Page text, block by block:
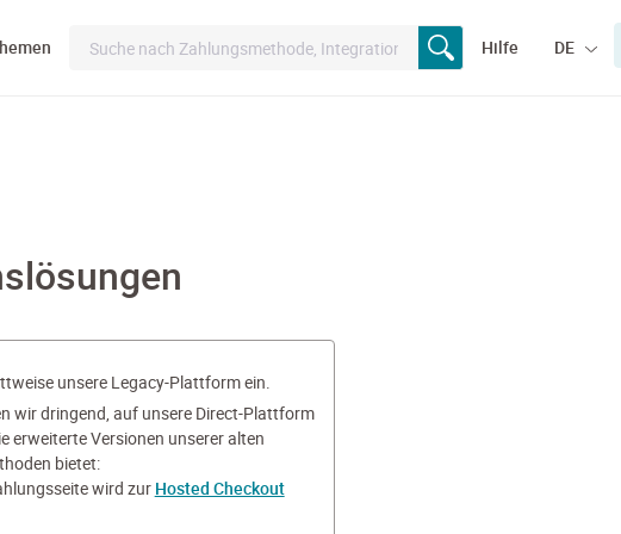
Hilfe DE
unsere Legacy-Plattform ein.
wir dringend, auf unsere Direct-Plattform
erweiterte Versionen unserer alten
bietet:
wird zur Hosted Checkout